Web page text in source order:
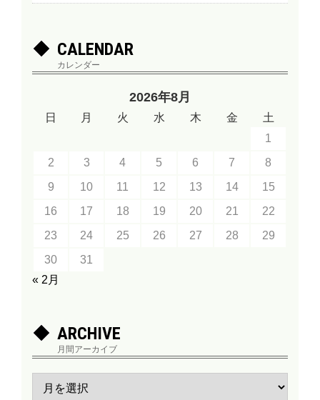
CALENDAR
カレンダー
2026年8月
日 月 火 水 木 金
土
1
2
3 4 5 6 7
8
9
10 11 12 13 14
15
16
17 18 19 20 21
22
23
24 25 26 27 28
29
30
31
« 2月
ARCHIVE
月間アーカイブ